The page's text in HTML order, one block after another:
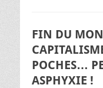
FIN DU
POCHES…
ASPHYXIE !